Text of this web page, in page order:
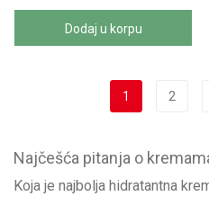
Dodaj u korpu
1 2
Najčešća pitanja o
Koja je najbolja hidratantna